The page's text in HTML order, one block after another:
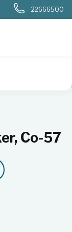
22666500
beredskap,
Co-57